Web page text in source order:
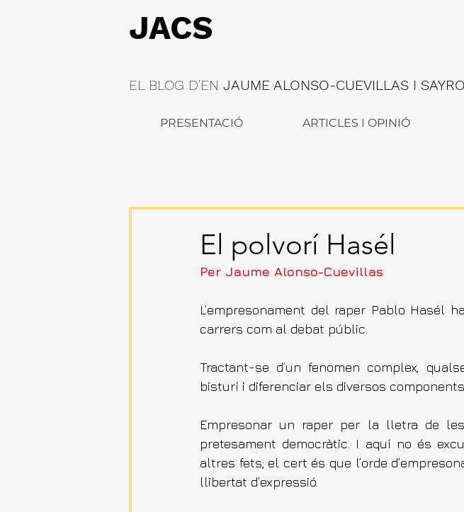
JACS
EL BLOG D'EN JAUME ALONSO-CUEVILLAS I
PRESENTACIÓ ARTICLES I OPINIÓ
El polvorí Hasél
Per Jaume Alonso-Cuevillas
L’empresonament del raper Pablo Hasél
carrers com al debat públic.
Tractant-se d’un fenomen complex,
bisturí i diferenciar els diversos components.
Empresonar un raper per la lletra de
pretesament democràtic. I aquí no és
altres fets; el cert és que l’orde
llibertat d’expressió.